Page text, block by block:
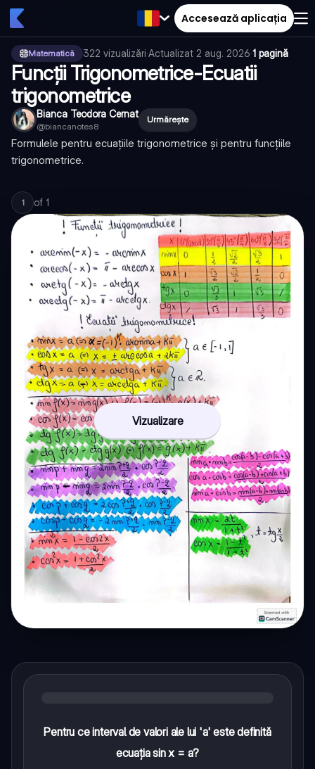
Accesează aplicația
Matematică 322 vizualizări·Actualizat 2 aug. 2026·1 pagină
Funcții Trigonometrice-Ecuatii
trigonometrice
Bianca Teodora Cernat
@biancanotes8
Urmărește
Formulele pentru ecuațiile trigonometrice și pentru funcțiile
trigonometrice.
1 of 1
Vizualizare
Pentru ce interval de valori ale lui 'a' este definită
ecuația sin x = a?